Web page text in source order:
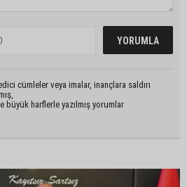
cümleler veya imalar, inançlara saldırı
büyük harflerle yazılmış yorumlar